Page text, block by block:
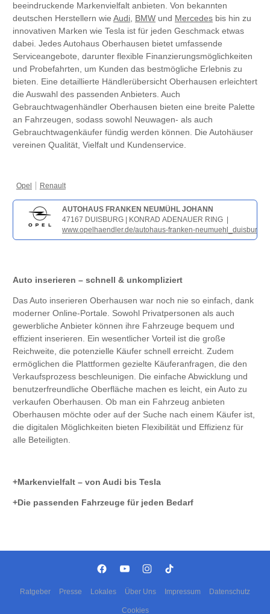
beeindruckende Markenvielfalt anbieten. Von bekannten
deutschen Herstellern wie Audi, BMW und Mercedes bis hin zu
innovativen Marken wie Tesla ist für jeden Geschmack etwas
dabei. Jedes Autohaus Oberhausen bietet umfassende
Serviceangebote, darunter flexible Finanzierungsmöglichkeiten
und Probefahrten, um Kunden das bestmögliche Erlebnis zu
bieten. Eine detaillierte Händlerübersicht Oberhausen erleichtert
die Auswahl des passenden Anbieters. Auch
Gebrauchtwagenhändler Oberhausen bieten eine breite Palette
an Fahrzeugen, sodass sowohl Neuwagen- als auch
Gebrauchtwagenkäufer fündig werden können. Die Autohäuser
vereinen Qualität, Vielfalt und Kundenservice.
Opel Renault
AUTOHAUS FRANKEN NEUMÜHL JOHANN
47167 DUISBURG | KONRAD ADENAUER RING |
www.opelhaendler.de/autohaus-franken-neumuehl_duisburg/
Auto inserieren – schnell & unkompliziert
Das Auto inserieren Oberhausen war noch nie so einfach, dank
moderner Online-Portale. Sowohl Privatpersonen als auch
gewerbliche Anbieter können ihre Fahrzeuge bequem und
effizient inserieren. Ein wesentlicher Vorteil ist die große
Reichweite, die potenzielle Käufer schnell erreicht. Zudem
ermöglichen die Plattformen gezielte Käuferanfragen, die den
Verkaufsprozess beschleunigen. Die einfache Abwicklung und
benutzerfreundliche Oberfläche machen es leicht, ein Auto zu
verkaufen Oberhausen. Ob man ein Fahrzeug anbieten
Oberhausen möchte oder auf der Suche nach einem Käufer ist,
die digitalen Möglichkeiten bieten Flexibilität und Effizienz für
alle Beteiligten.
Markenvielfalt – von Audi bis Tesla
Die passenden Fahrzeuge für jeden Bedarf
Ratgeber Presse Lokales Über Uns Impressum Datenschutz
Cookies